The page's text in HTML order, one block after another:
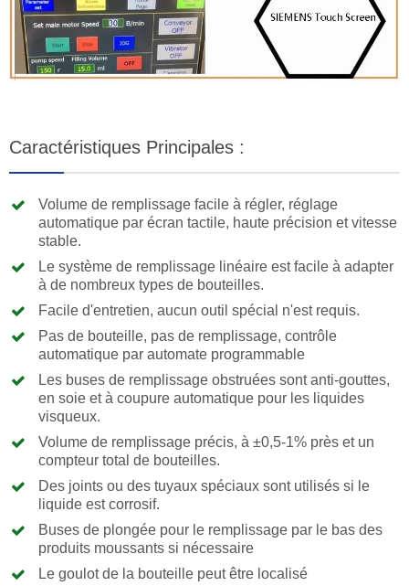
Caractéristiques Principales :
Volume de remplissage facile à régler, réglage
automatique par écran tactile, haute précision et vitesse
stable.
Le système de remplissage linéaire est facile à adapter
à de nombreux types de bouteilles.
Facile d'entretien, aucun outil spécial n'est requis.
Pas de bouteille, pas de remplissage, contrôle
automatique par automate programmable
Les buses de remplissage obstruées sont anti-gouttes,
en soie et à coupure automatique pour les liquides
visqueux.
Volume de remplissage précis, à ±0,5-1% près et un
compteur total de bouteilles.
Des joints ou des tuyaux spéciaux sont utilisés si le
liquide est corrosif.
Buses de plongée pour le remplissage par le bas des
produits moussants si nécessaire
Le goulot de la bouteille peut être localisé